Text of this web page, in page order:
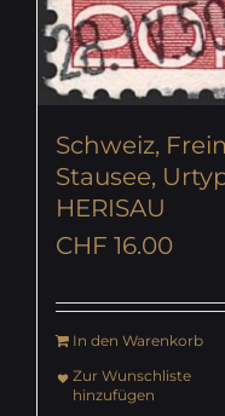
Schweiz,
Stausee,
HERISAU
CHF 16.00
In den Warenkorb
Zur Wunschliste
hinzufügen